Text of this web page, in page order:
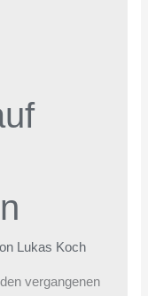
Lukas Koch
vergangenen